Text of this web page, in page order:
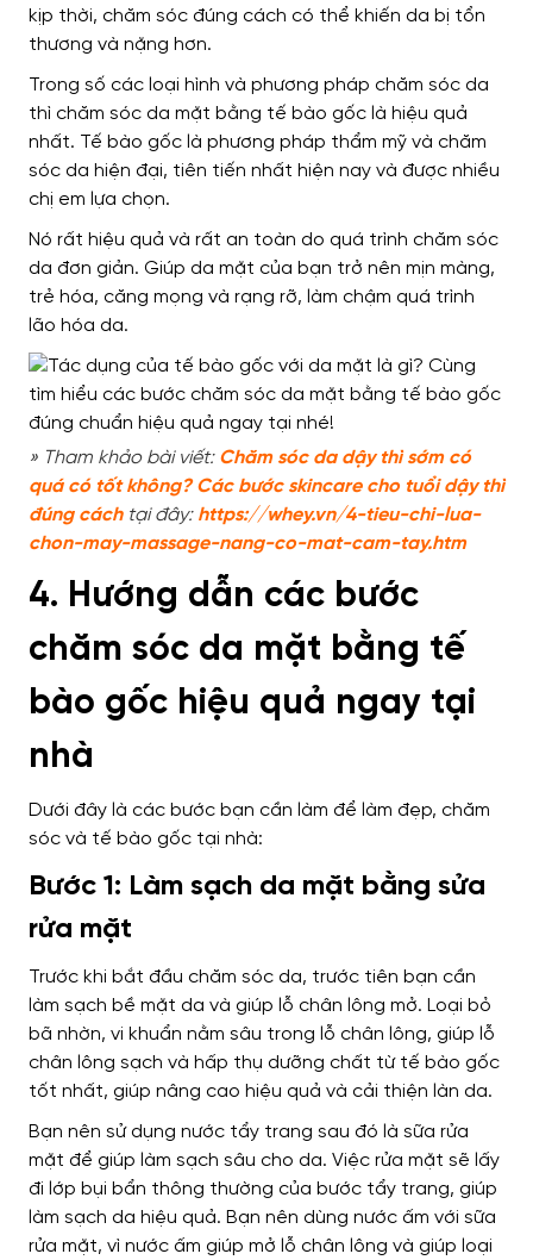
kịp thời, chăm sóc đúng cách có thể khiến da bị tổn
thương và nặng hơn.
Trong số các loại hình và phương pháp chăm sóc da
thì chăm sóc da mặt bằng tế bào gốc là hiệu quả
nhất. Tế bào gốc là phương pháp thẩm mỹ và chăm
sóc da hiện đại, tiên tiến nhất hiện nay và được nhiều
chị em lựa chọn.
Nó rất hiệu quả và rất an toàn do quá trình chăm sóc
da đơn giản. Giúp da mặt của bạn trở nên mịn màng,
trẻ hóa, căng mọng và rạng rỡ, làm chậm quá trình
lão hóa da.
» Tham khảo bài viết: Chăm sóc da dậy thì sớm có
quá có tốt không? Các bước skincare cho tuổi dậy thì
đúng cách tại đây: https://whey.vn/4-tieu-chi-lua-
chon-may-massage-nang-co-mat-cam-tay.htm
4. Hướng dẫn các bước
chăm sóc da mặt bằng tế
bào gốc hiệu quả ngay tại
nhà
Dưới đây là các bước bạn cần làm để làm đẹp, chăm
sóc và tế bào gốc tại nhà:
Bước 1: Làm sạch da mặt bằng sửa
rửa mặt
Trước khi bắt đầu chăm sóc da, trước tiên bạn cần
làm sạch bề mặt da và giúp lỗ chân lông mở. Loại bỏ
bã nhờn, vi khuẩn nằm sâu trong lỗ chân lông, giúp lỗ
chân lông sạch và hấp thụ dưỡng chất từ ​​tế bào gốc
tốt nhất, giúp nâng cao hiệu quả và cải thiện làn da.
Bạn nên sử dụng nước tẩy trang sau đó là sữa rửa
mặt để giúp làm sạch sâu cho da. Việc rửa mặt sẽ lấy
đi lớp bụi bẩn thông thường của bước tẩy trang, giúp
làm sạch da hiệu quả. Bạn nên dùng nước ấm với sữa
rửa mặt, vì nước ấm giúp mở lỗ chân lông và giúp loại